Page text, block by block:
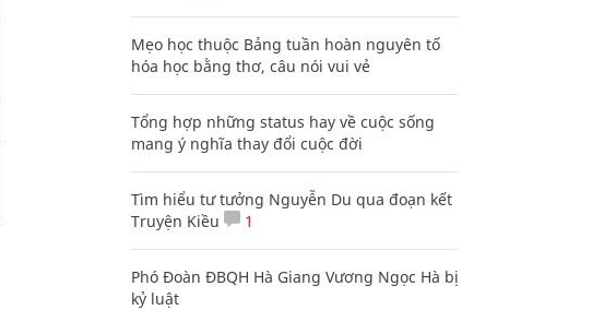
Mẹo học thuộc Bảng tuần hoàn nguyên tố
hóa học bằng thơ, câu nói vui vẻ
Tổng hợp những status hay về cuộc sống
mang ý nghĩa thay đổi cuộc đời
Tìm hiểu tư tưởng Nguyễn Du qua đoạn kết
Truyện Kiều
1
Phó Đoàn ĐBQH Hà Giang Vương Ngọc Hà bị
kỷ luật